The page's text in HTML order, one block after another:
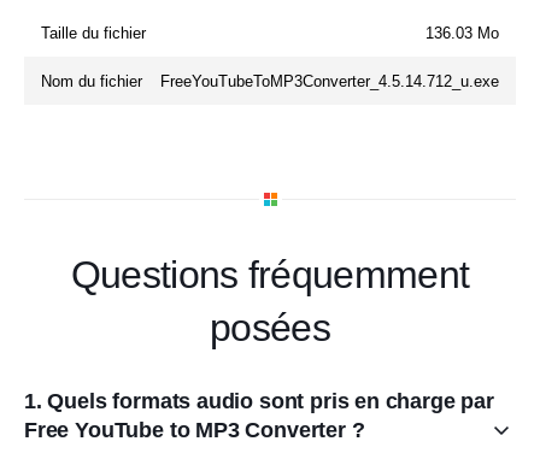
Taille du fichier 136.03 Mo
Nom du fichier FreeYouTubeToMP3Converter_4.5.14.712_u.exe
Questions fréquemment
posées
1. Quels formats audio sont pris en charge par
Free YouTube to MP3 Converter ?